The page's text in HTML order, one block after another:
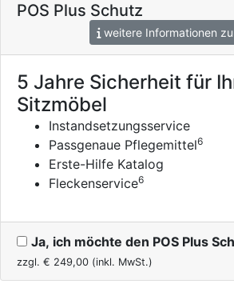
POS Plus Schutz
weitere Informationen
5 Jahre Sicherheit für
Sitzmöbel
Instandsetzungsservice
Passgenaue Pflegemittel6
Erste-Hilfe Katalog
Fleckenservice6
Ja, ich möchte den POS Plus
zzgl. € 249,00 (inkl. MwSt.)